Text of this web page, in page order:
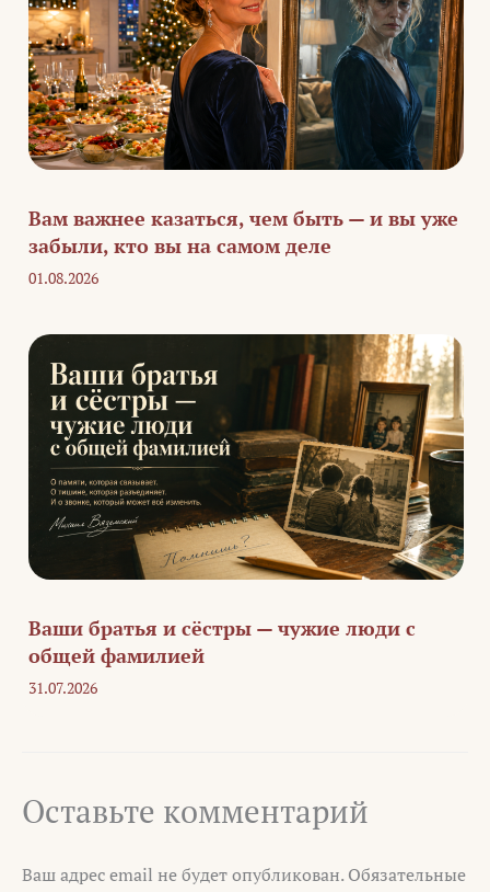
Вам важнее казаться, чем быть — и вы уже
забыли, кто вы на самом деле
01.08.2026
Ваши братья и сёстры — чужие люди с
общей фамилией
31.07.2026
Оставьте комментарий
Ваш адрес email не будет опубликован. Обязательные